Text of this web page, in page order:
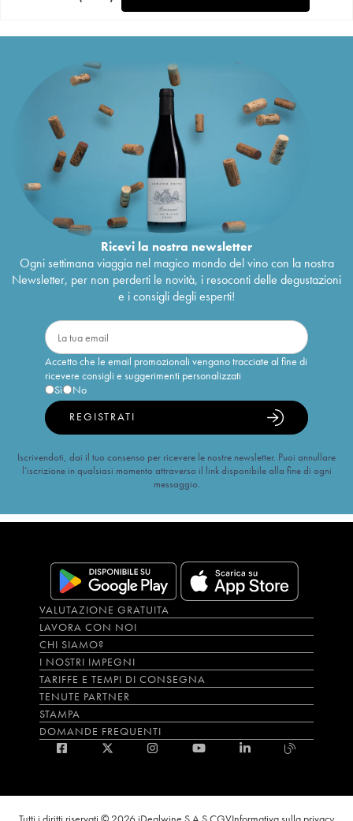
Ricevi la nostra newsletter
Ogni settimana viaggia nel magico mondo del vino con la nostra
Newsletter, per non perderti le novità, i resoconti delle degustazioni
e i consigli degli esperti!
Accetto che le email promozionali vengano tracciate al fine di
ricevere consigli e suggerimenti personalizzati
Sì
No
REGISTRATI
Iscrivendoti, dai il tuo consenso per ricevere le nostre newsletter. Puoi annullare
l’iscrizione in qualsiasi momento attraverso il link disponibile alla fine di ogni
messaggio.
VALUTAZIONE GRATUITA
LAVORA CON NOI
CHI SIAMO?
I NOSTRI IMPEGNI
TARIFFE E TEMPI DI CONSEGNA
TENUTE PARTNER
STAMPA
DOMANDE FREQUENTI